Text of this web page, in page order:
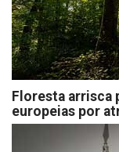
Floresta arrisca
europeias por